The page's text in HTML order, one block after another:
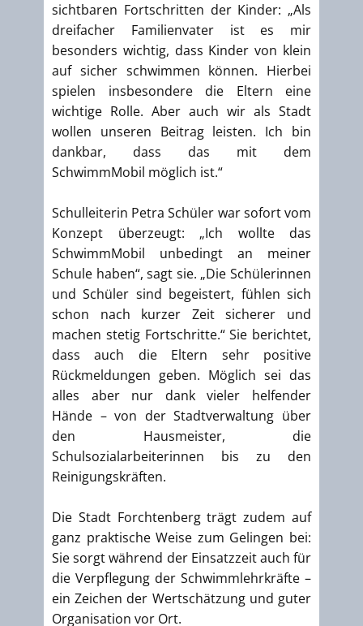
sichtbaren Fortschritten der Kinder: „Als
dreifacher Familienvater ist es mir
besonders wichtig, dass Kinder von klein
auf sicher schwimmen können. Hierbei
spielen insbesondere die Eltern eine
wichtige Rolle. Aber auch wir als Stadt
wollen unseren Beitrag leisten. Ich bin
dankbar, dass das mit dem
SchwimmMobil möglich ist.“
Schulleiterin Petra Schüler war sofort vom
Konzept überzeugt: „Ich wollte das
SchwimmMobil unbedingt an meiner
Schule haben“, sagt sie. „Die Schülerinnen
und Schüler sind begeistert, fühlen sich
schon nach kurzer Zeit sicherer und
machen stetig Fortschritte.“ Sie berichtet,
dass auch die Eltern sehr positive
Rückmeldungen geben. Möglich sei das
alles aber nur dank vieler helfender
Hände – von der Stadtverwaltung über
den Hausmeister, die
Schulsozialarbeiterinnen bis zu den
Reinigungskräften.
Die Stadt Forchtenberg trägt zudem auf
ganz praktische Weise zum Gelingen bei:
Sie sorgt während der Einsatzzeit auch für
die Verpflegung der Schwimmlehrkräfte –
ein Zeichen der Wertschätzung und guter
Organisation vor Ort.